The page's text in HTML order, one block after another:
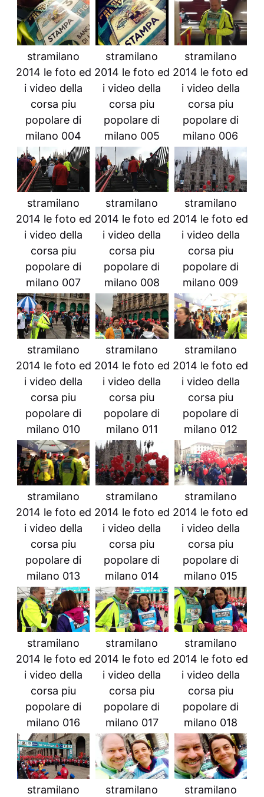
stramilano
2014 le foto ed
i video della
corsa piu
popolare di
milano 004
stramilano
2014 le foto ed
i video della
corsa piu
popolare di
milano 005
stramilano
2014 le foto ed
i video della
corsa piu
popolare di
milano 006
stramilano
2014 le foto ed
i video della
corsa piu
popolare di
milano 007
stramilano
2014 le foto ed
i video della
corsa piu
popolare di
milano 008
stramilano
2014 le foto ed
i video della
corsa piu
popolare di
milano 009
stramilano
2014 le foto ed
i video della
corsa piu
popolare di
milano 010
stramilano
2014 le foto ed
i video della
corsa piu
popolare di
milano 011
stramilano
2014 le foto ed
i video della
corsa piu
popolare di
milano 012
stramilano
2014 le foto ed
i video della
corsa piu
popolare di
milano 013
stramilano
2014 le foto ed
i video della
corsa piu
popolare di
milano 014
stramilano
2014 le foto ed
i video della
corsa piu
popolare di
milano 015
stramilano
2014 le foto ed
i video della
corsa piu
popolare di
milano 016
stramilano
2014 le foto ed
i video della
corsa piu
popolare di
milano 017
stramilano
2014 le foto ed
i video della
corsa piu
popolare di
milano 018
stramilano
stramilano
stramilano